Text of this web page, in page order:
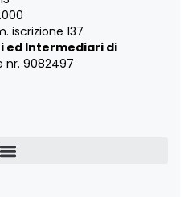
iscrizione 137
ed Intermediari di
nr. 9082497